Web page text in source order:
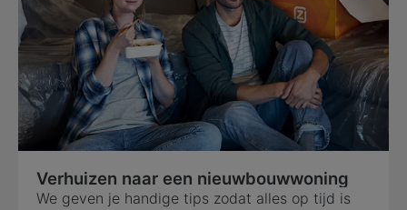
Verhuizen naar een nieuwbouwwoning
We geven je handige tips zodat alles op tijd is